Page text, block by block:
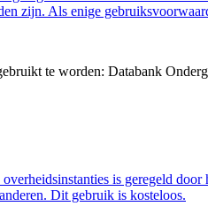
zijn. Als enige
te worden: Databank
is geregeld
Dit gebruik is kosteloos.